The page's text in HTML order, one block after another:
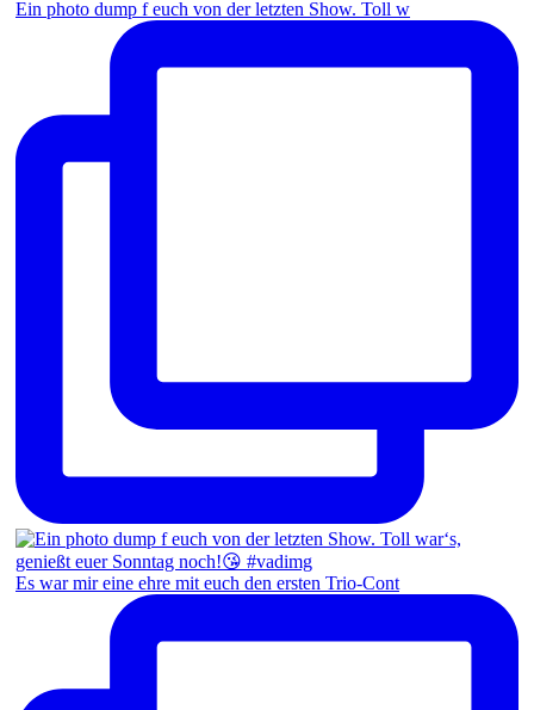
Ein photo dump f euch von der letzten Show. Toll w
Es war mir eine ehre mit euch den ersten Trio-Cont